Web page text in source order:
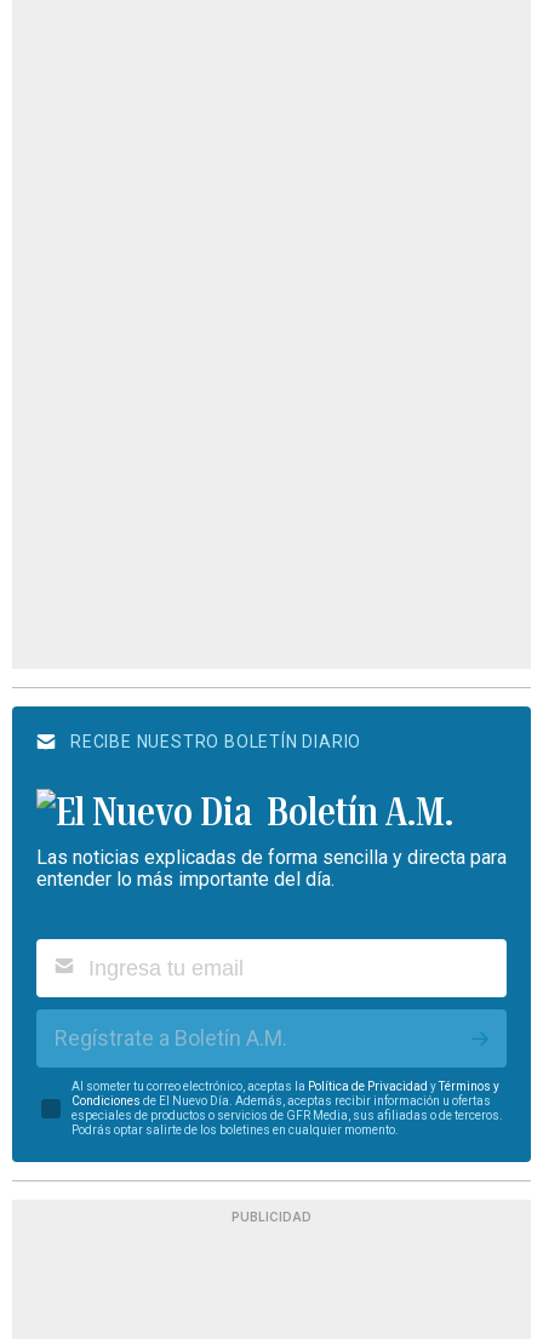
RECIBE NUESTRO BOLETÍN DIARIO
Boletín A.M.
Las noticias explicadas de forma sencilla y directa para
entender lo más importante del día.
Regístrate a Boletín A.M.
Al someter tu correo electrónico, aceptas la Política de Privacidad yTérminos y
Condiciones de El Nuevo Día. Además, aceptas recibir información u ofertas
especiales de productos o servicios de GFR Media, sus afiliadas o de terceros.
Podrás optar salirte de los boletines en cualquier momento.
PUBLICIDAD